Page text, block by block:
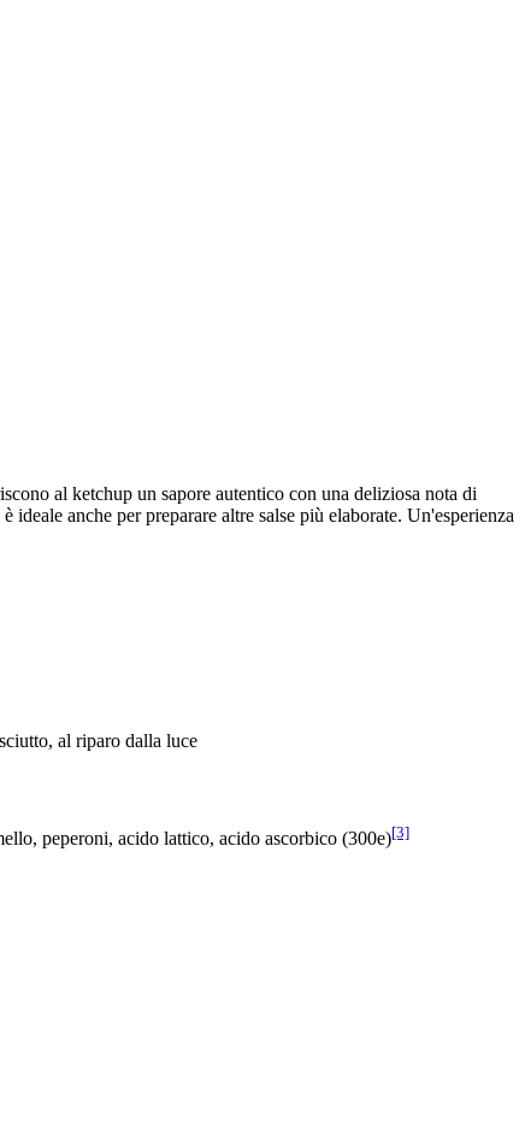
al ketchup un sapore autentico con una deliziosa nota di
anche per preparare altre salse più elaborate. Un'esperienza
al riparo dalla luce
peperoni, acido lattico, acido ascorbico (300e)[3]